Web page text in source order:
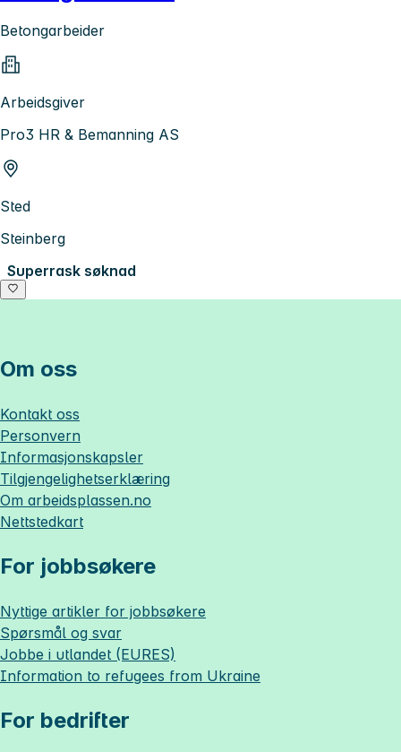
Betongarbeider
Arbeidsgiver
Pro3 HR & Bemanning AS
Sted
Steinberg
Superrask søknad
Om oss
Kontakt oss
Personvern
Informasjonskapsler
Tilgjengelighetserklæring
Om arbeidsplassen.no
Nettstedkart
For jobbsøkere
Nyttige artikler for jobbsøkere
Spørsmål og svar
Jobbe i utlandet (EURES)
Information to refugees from Ukraine
For bedrifter